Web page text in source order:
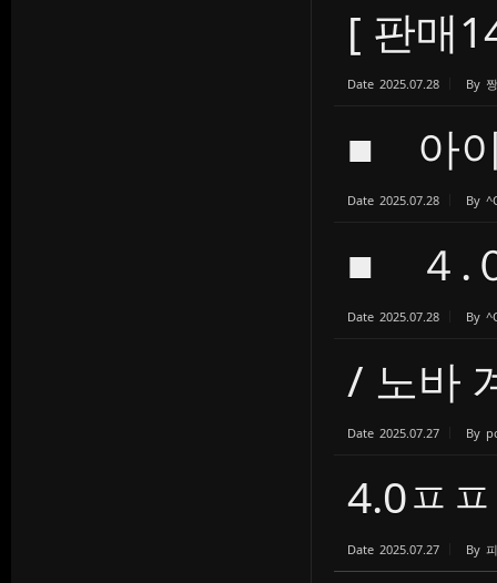
[ 판매
Date 2025.07.28 By
■ 아
Date 2025.07.28 By
■ ４.
Date 2025.07.28 By
/ 노바
Date 2025.07.27 By
4.0ㅍㅍ
Date 2025.07.27 By